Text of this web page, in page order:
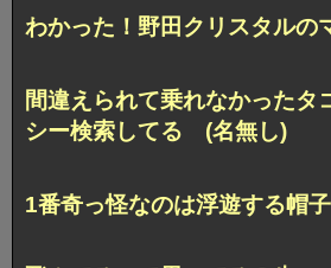
わかった！野田クリスタル
間違えられて乗れなかったタ
シー検索してる (名無し)
1番奇っ怪なのは浮遊する帽